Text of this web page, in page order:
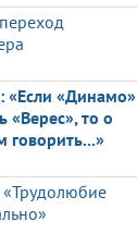
«Если «Динамо»
«Верес», то о
говорить...»